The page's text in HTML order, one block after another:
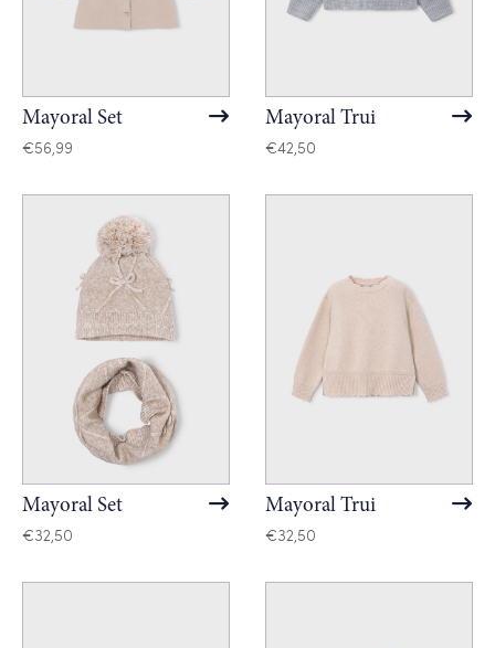
Mayoral Set
€56,99
Mayoral Trui
€42,50
Mayoral Set
€32,50
Mayoral Trui
€32,50